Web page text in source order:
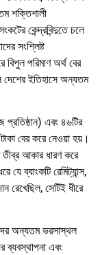
শক্তিশালী
কেন্দ্রবিন্দুতে চলে
সংশ্লিষ্ট
বিপুল পরিমাণ অর্থ বের
দেশের ইতিহাসে অন্যতম
প্রতিষ্ঠান) এবং ৪৬টির
বের করে নেওয়া হয়।
আকার ধারণ করে
যে ব্যাংকটি রেমিট্যান্স,
রেখেছিল, সেটিই ধীরে
অন্যতম ভরসাস্থল
ব্যবস্থাপনা এবং